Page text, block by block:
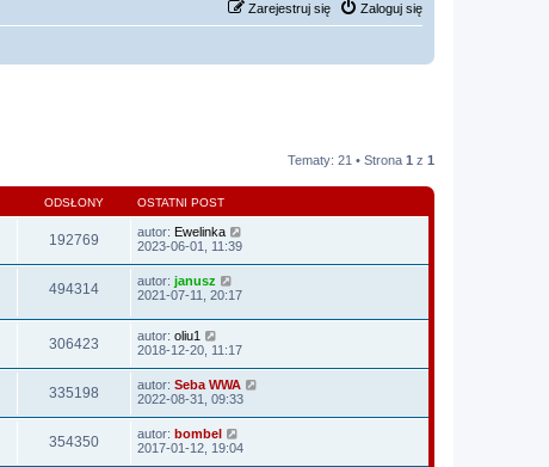
Zaloguj się
Zarejestruj się
Tematy: 21 • Strona 1 z 1
ODSŁONY OSTATNI POST
192769 autor: Ewelinka
2023-06-01, 11:39
494314 autor: janusz
2021-07-11, 20:17
306423 autor: oliu1
2018-12-20, 11:17
335198 autor: Seba WWA
2022-08-31, 09:33
354350 autor: bombel
2017-01-12, 19:04